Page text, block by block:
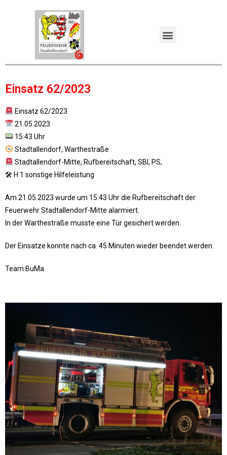
Einsatz 62/2023
Einsatz 62/2023
21.05.2023
15:43 Uhr
Stadtallendorf, Warthestraße
Stadtallendorf-Mitte, Rufbereitschaft, SBI, PS,
🛠 H 1 sonstige Hilfeleistung
Am 21.05.2023 wurde um 15:43 Uhr die Rufbereitschaft der
Feuerwehr Stadtallendorf-Mitte alarmiert.
In der Warthestraße musste eine Tür gesichert werden.
Der Einsatze konnte nach ca. 45 Minuten wieder beendet werden.
Team BuMa